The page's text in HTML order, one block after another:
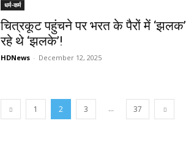
धर्म-कर्म
चित्रकूट पहुंचने पर भरत के पैरों में ‘झलक’
रहे थे ‘झलके’!
HDNews - December 12, 2025
1 2 3 ... 37